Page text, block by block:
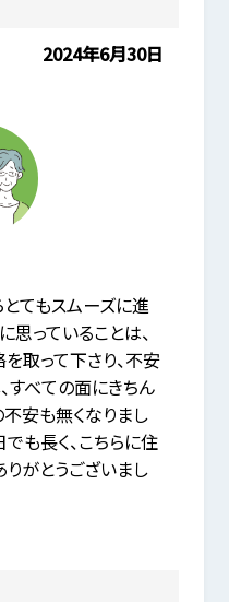
2024年6月30日
てもスムーズに進
思っていることは、
取って下さり、不安
すべての面にきちん
安も無くなりまし
も長く、こちらに住
りがとうございまし